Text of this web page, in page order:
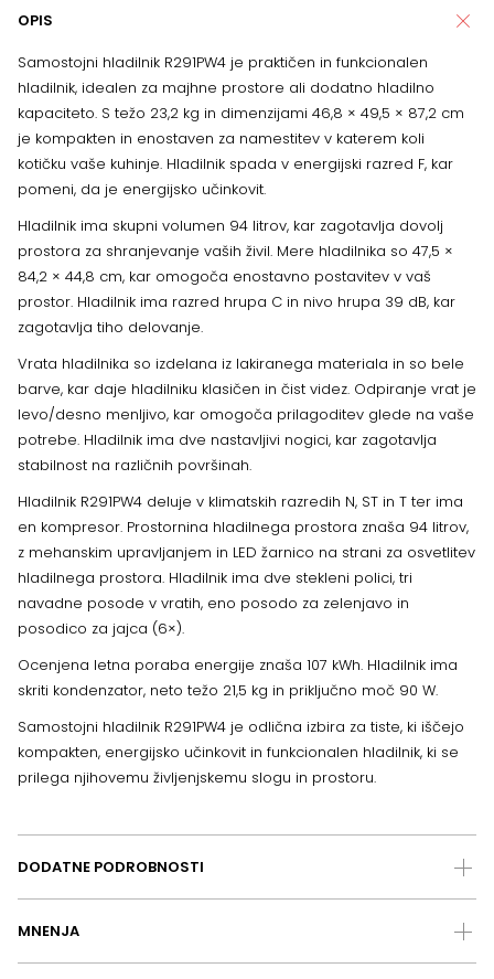
OPIS
Samostojni hladilnik R291PW4 je praktičen in funkcionalen
hladilnik, idealen za majhne prostore ali dodatno hladilno
kapaciteto. S težo 23,2 kg in dimenzijami 46,8 × 49,5 × 87,2 cm
je kompakten in enostaven za namestitev v katerem koli
kotičku vaše kuhinje. Hladilnik spada v energijski razred F, kar
pomeni, da je energijsko učinkovit.
Hladilnik ima skupni volumen 94 litrov, kar zagotavlja dovolj
prostora za shranjevanje vaših živil. Mere hladilnika so 47,5 ×
84,2 × 44,8 cm, kar omogoča enostavno postavitev v vaš
prostor. Hladilnik ima razred hrupa C in nivo hrupa 39 dB, kar
zagotavlja tiho delovanje.
Vrata hladilnika so izdelana iz lakiranega materiala in so bele
barve, kar daje hladilniku klasičen in čist videz. Odpiranje vrat je
levo/desno menljivo, kar omogoča prilagoditev glede na vaše
potrebe. Hladilnik ima dve nastavljivi nogici, kar zagotavlja
stabilnost na različnih površinah.
Hladilnik R291PW4 deluje v klimatskih razredih N, ST in T ter ima
en kompresor. Prostornina hladilnega prostora znaša 94 litrov,
z mehanskim upravljanjem in LED žarnico na strani za osvetlitev
hladilnega prostora. Hladilnik ima dve stekleni polici, tri
navadne posode v vratih, eno posodo za zelenjavo in
posodico za jajca (6×).
Ocenjena letna poraba energije znaša 107 kWh. Hladilnik ima
skriti kondenzator, neto težo 21,5 kg in priključno moč 90 W.
Samostojni hladilnik R291PW4 je odlična izbira za tiste, ki iščejo
kompakten, energijsko učinkovit in funkcionalen hladilnik, ki se
prilega njihovemu življenjskemu slogu in prostoru.
DODATNE PODROBNOSTI
MNENJA